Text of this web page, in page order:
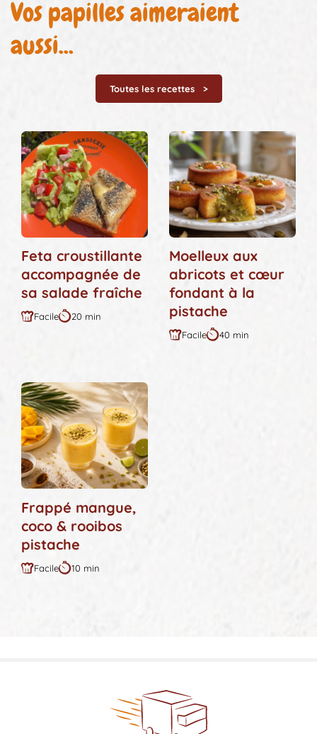
Vos papilles aimeraient
aussi...
Toutes les recettes
Feta croustillante
accompagnée de
sa salade fraîche
Difficulté
Facile
Durée
20 min
Moelleux aux
abricots et cœur
fondant à la
pistache
Difficulté
Facile
Durée
40 min
Frappé mangue,
coco & rooibos
pistache
Difficulté
Facile
Durée
10 min